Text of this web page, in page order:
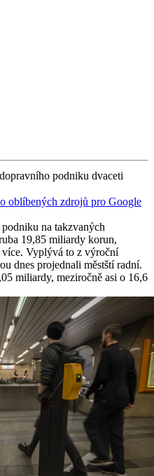
podniku dvaceti
oblíbených zdrojů pro Google
na takzvaných
19,85 miliardy korun,
Vyplývá to z výroční
dnes projednali městští radní.
miliardy, meziročně asi o 16,6